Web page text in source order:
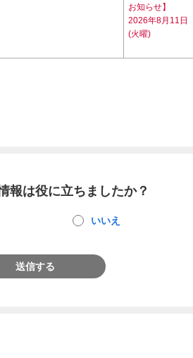
お知らせ】
2026年8月11日
(火曜)
報は役に立ちましたか？
いいえ
送信する